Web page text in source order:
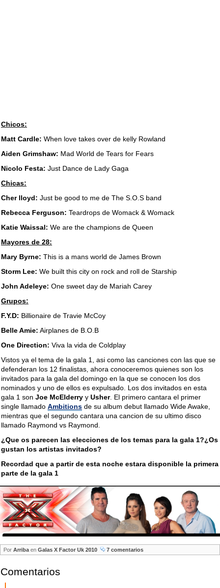
Chicos:
Matt Cardle: When love takes over de kelly Rowland
Aiden Grimshaw: Mad World de Tears for Fears
Nicolo Festa: Just Dance de Lady Gaga
Chicas:
Cher lloyd: Just be good to me de The S.O.S band
Rebecca Ferguson: Teardrops de Womack & Womack
Katie Waissal: We are the champions de Queen
Mayores de 28:
Mary Byrne: This is a mans world de James Brown
Storm Lee: We built this city on rock and roll de Starship
John Adeleye: One sweet day de Mariah Carey
Grupos:
F.Y.D: Billionaire de Travie McCoy
Belle Amie: Airplanes de B.O.B
One Direction: Viva la vida de Coldplay
Vistos ya el tema de la gala 1, asi como las canciones con las que se
defenderan los 12 finalistas, ahora conoceremos quienes son los
invitados para la gala del domingo en la que se conocen los dos
nominados y uno de ellos es expulsado. Los dos invitados en esta
gala 1 son Joe McElderry y Usher. El primero cantara el primer
single llamado Ambitions de su album debut llamado Wide Awake,
mientras que el segundo cantara una cancion de su ultimo disco
llamado Raymond vs Raymond.
¿Que os parecen las elecciones de los temas para la gala 1?¿Os
gustan los artistas invitados?
Recordad que a partir de esta noche estara disponible la primera
parte de la gala 1
Por Arriba en Galas X Factor Uk 2010 7 comentarios
Comentarios